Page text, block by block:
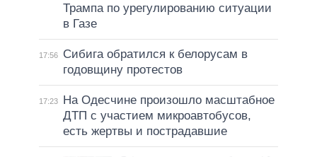
Трампа по урегулированию ситуации
в Газе
17:56
Сибига обратился к белорусам в
годовщину протестов
17:23
На Одесчине произошло масштабное
ДТП с участием микроавтобусов,
есть жертвы и пострадавшие